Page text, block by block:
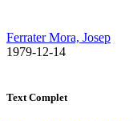
Ferrater Mora, Josep
​ 1979-12-14
Text Complet